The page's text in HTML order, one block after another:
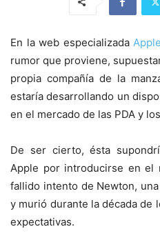
En la web especializada
rumor que proviene,
propia compañía de la
estaría desarrollando un
en el mercado de las PDA y
De ser cierto, ésta
Apple por introducirse en el
fallido intento de Newton,
y murió durante la década de
expectativas.